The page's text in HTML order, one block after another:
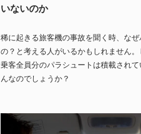
いないのか
稀に起きる旅客機の事故を聞く時、な
の？と考える人がいるかもしれません
乗客全員分のパラシュートは積載され
んなのでしょうか？